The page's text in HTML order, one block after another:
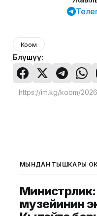
Коом
Бөлүшүү:
МЫНДАН ТЫШКАРЫ
музейинин